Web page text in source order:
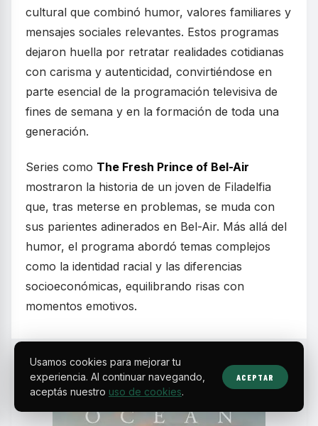
cultural que combinó humor, valores familiares y
mensajes sociales relevantes. Estos programas
dejaron huella por retratar realidades cotidianas
con carisma y autenticidad, convirtiéndose en
parte esencial de la programación televisiva de
fines de semana y en la formación de toda una
generación.
Series como The Fresh Prince of Bel-Air
mostraron la historia de un joven de Filadelfia
que, tras meterse en problemas, se muda con
sus parientes adinerados en Bel-Air. Más allá del
humor, el programa abordó temas complejos
como la identidad racial y las diferencias
socioeconómicas, equilibrando risas con
momentos emotivos.
Usamos cookies para mejorar tu
experiencia. Al continuar navegando,
aceptás nuestro uso de cookies.
ACEPTAR